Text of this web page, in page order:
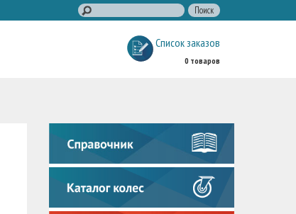
Список заказов
0 товаров